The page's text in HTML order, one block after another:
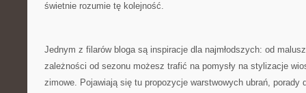
świetnie rozumie tę kolejność.
Jednym z filarów bloga są inspiracje dla najmłodszych: od
zależności od sezonu możesz trafić na pomysły na stylizacje
zimowe. Pojawiają się tu propozycje warstwowych ubrań, porady